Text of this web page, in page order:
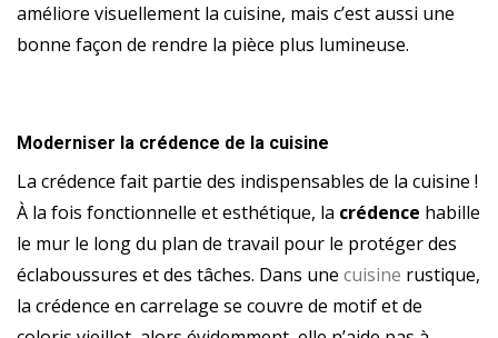
améliore visuellement la cuisine, mais c’est aussi une
bonne façon de rendre la pièce plus lumineuse.
Moderniser la crédence de la cuisine
La crédence fait partie des indispensables de la cuisine !
À la fois fonctionnelle et esthétique, la crédence habille
le mur le long du plan de travail pour le protéger des
éclaboussures et des tâches. Dans une cuisine rustique,
la crédence en carrelage se couvre de motif et de